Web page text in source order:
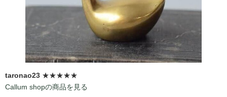
taronao23 ★★★★★
Callum shopの商品を見る